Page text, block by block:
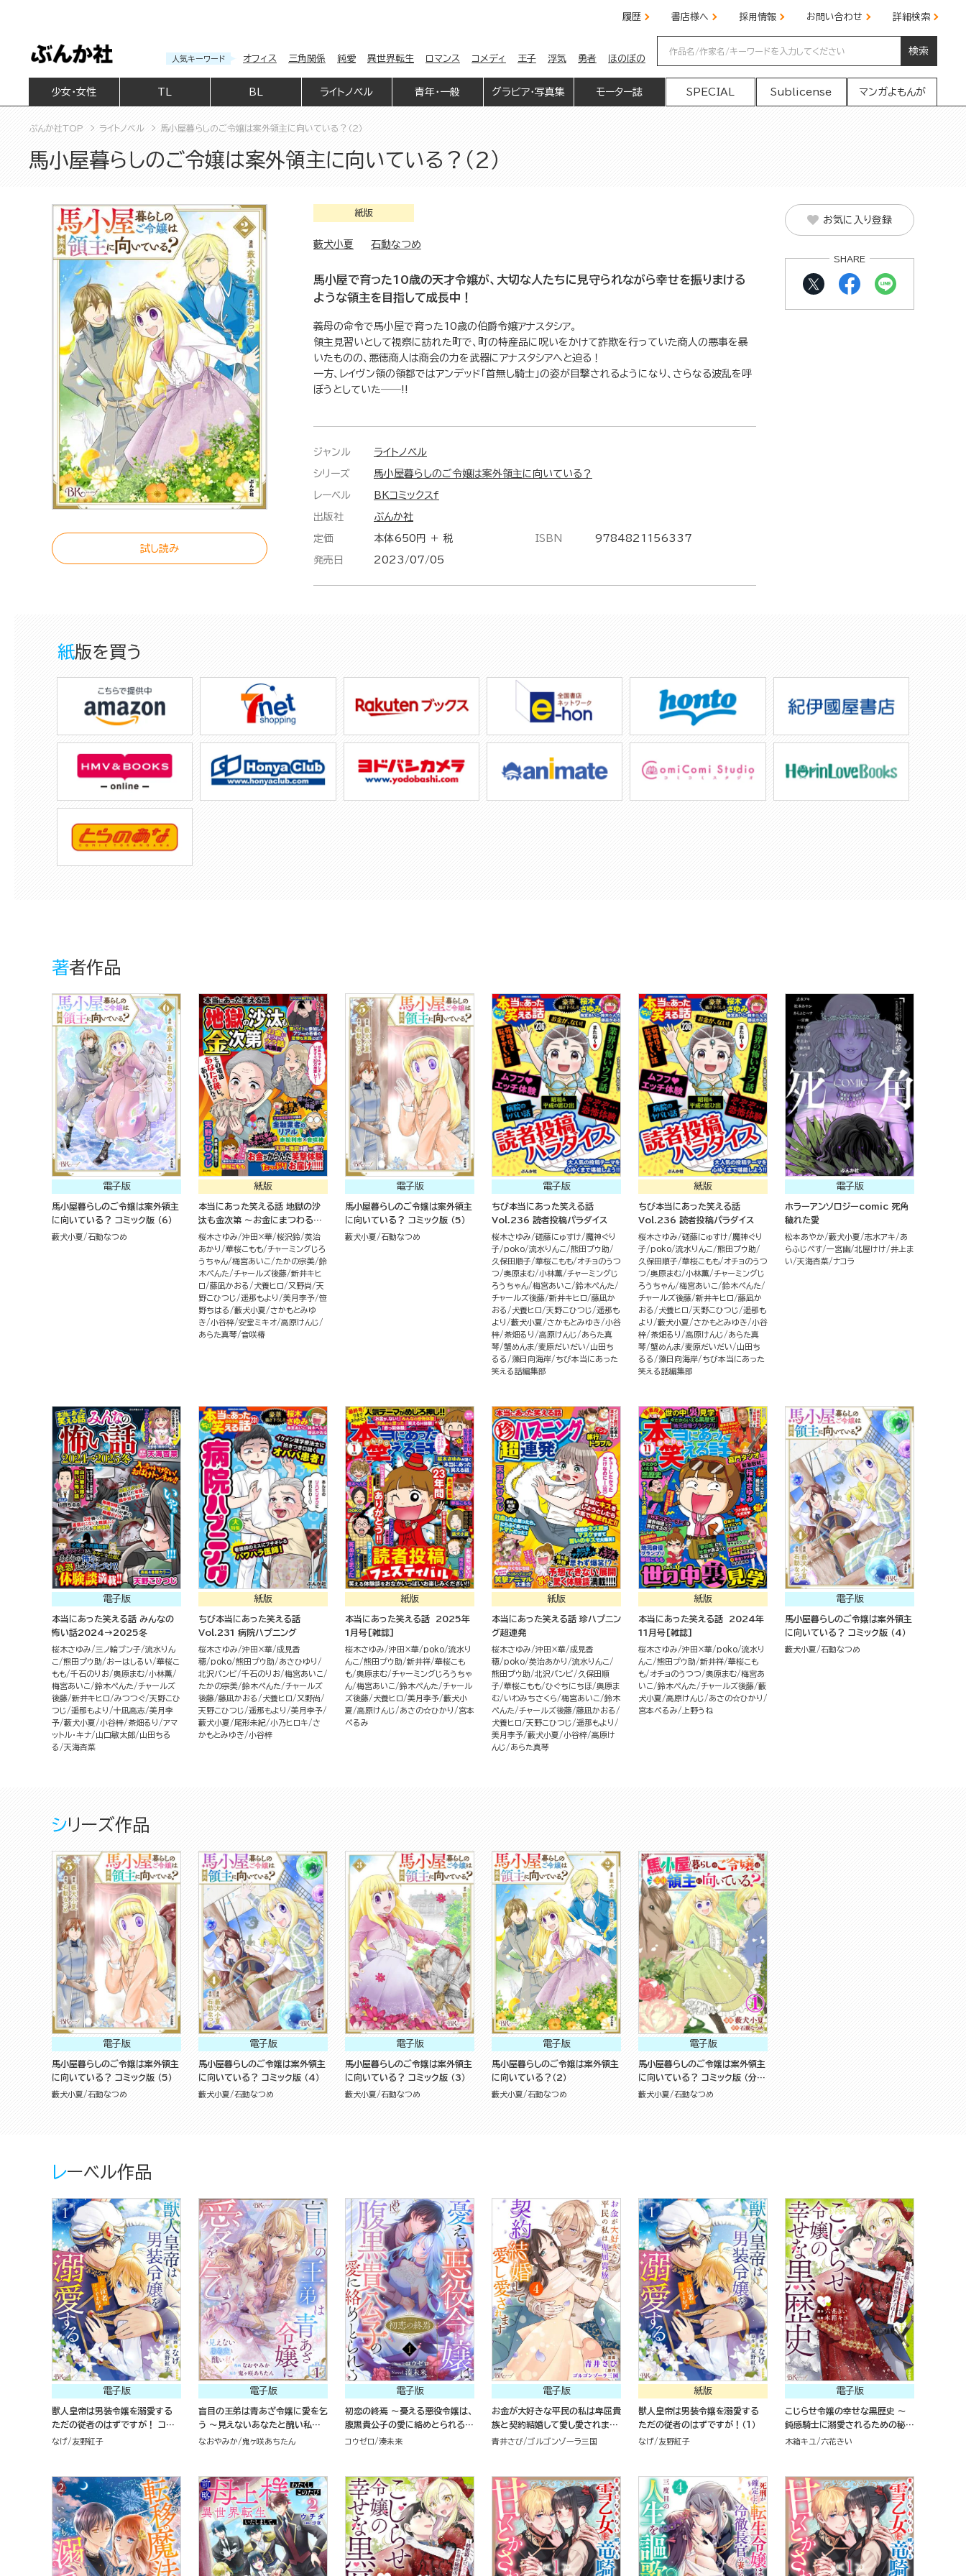
履歴 書店様へ 採用情報 お問い合わせ 詳細検索
人気キーワード オフィス 三角関係 純愛 異世界転生 ロマンス コメディ 王子 浮気 勇者 ほのぼの
検索
少女・女性 BL ライトノベル 青年・一般 グラビア・写真集 モーター誌 SPECIAL Sublicense マンガよもんが
ぶんか社TOP ライトノベル 馬小屋暮らしのご令嬢は案外領主に向いている？（2）
馬小屋暮らしのご令嬢は案外領主に向いている？（2）
試し読み
紙版
藪犬小夏 石動なつめ
馬小屋で育った10歳の天才令嬢が、大切な人たちに見守られながら幸せを振りまける
ような領主を目指して成長中！
義母の命令で馬小屋で育った10歳の伯爵令嬢アナスタシア。
領主見習いとして視察に訪れた町で、町の特産品に呪いをかけて詐欺を行っていた商人の悪事を暴
いたものの、悪徳商人は商会の力を武器にアナスタシアへと迫る！
一方、レイヴン領の領都ではアンデッド「首無し騎士」の姿が目撃されるようになり、さらなる波乱を呼
ぼうとしていた――!!
ジャンル ライトノベル
シリーズ 馬小屋暮らしのご令嬢は案外領主に向いている？
レーベル BKコミックスf
出版社 ぶんか社
定価 本体650円 ＋ 税
発売日 2023/07/05
ISBN 9784821156337
お気に入り登録
SHARE
紙版を買う
著者作品
電子版
馬小屋暮らしのご令嬢は案外領主
に向いている？ コミック版 （6）
藪犬小夏 石動なつめ
紙版
本当にあった笑える話 地獄の沙
汰も金次第 ～お金にまつわるウ
ラ話大集合～
桜木さゆみ 沖田×華 桜沢鈴 英治
あかり
華桜こもも チャーミングじろ
うちゃん 梅宮あいこ たかの宗美 鈴
木ぺんた
チャールズ後藤 新井キヒ
ロ
藤凪かおる 犬養ヒロ 又野尚
天
野こひつじ
遥那もより 美月李予 笹
野ちはる
藪犬小夏
さかもとみゆ
き
小谷梓 安堂ミキオ 高原けんじ
あらた真琴 音咲椿
電子版
馬小屋暮らしのご令嬢は案外領主
に向いている？ コミック版 （5）
藪犬小夏 石動なつめ
電子版
ちび本当にあった笑える話
Vol.236 読者投稿パラダイス
桜木さゆみ 磋藤にゅすけ
魔神ぐり
子
poko 流水りんこ
熊田プウ助
久保田順子 華桜こもも
オチョのうつ
つ
奥原まむ 小林薫 チャーミングじ
ろうちゃん 梅宮あいこ
鈴木ぺんた
チャールズ後藤 新井キヒロ
藤凪か
おる
犬養ヒロ 天野こひつじ
遥那も
より
藪犬小夏 さかもとみゆき
小谷
梓
茶畑るり 高原けんじ
あらた真
琴 蟹めんま 麦原だいだい
山田ち
るる
藻日向海岸
ちび本当にあった
笑える話編集部
紙版
ちび本当にあった笑える話
Vol.236 読者投稿パラダイス
桜木さゆみ 磋藤にゅすけ
魔神ぐり
子
poko 流水りんこ
熊田プウ助
久保田順子 華桜こもも
オチョのうつ
つ
奥原まむ 小林薫 チャーミングじ
ろうちゃん 梅宮あいこ
鈴木ぺんた
チャールズ後藤 新井キヒロ
藤凪か
おる
犬養ヒロ 天野こひつじ
遥那も
より
藪犬小夏 さかもとみゆき
小谷
梓
茶畑るり 高原けんじ
あらた真
琴 蟹めんま 麦原だいだい
山田ち
るる
藻日向海岸
ちび本当にあった
笑える話編集部
電子版
ホラーアンソロジーcomic 死角
穢れた愛
松本あやか 藪犬小夏 志水アキ
あ
らふじぺす 一宮幽 北屋けけ
井上ま
い
天海杏菜 ナコラ
電子版
本当にあった笑える話 みんなの
怖い話2024→2025冬
桜木さゆみ 三ノ輪ブン子 流水りん
こ
熊田プウ助 おーはしるい
華桜こ
もも 千石のりお 奥原まむ 小林薫
梅宮あいこ
鈴木ぺんた
チャールズ
後藤 新井キヒロ みつつぐ 天野こひ
つじ
遥那もより 十凪高志 美月李
予 藪犬小夏 小谷梓 茶畑るり
アマ
ットル・キナ
山口敏太郎
山田ちる
る
天海杏菜
紙版
ちび本当にあった笑える話
Vol.231 病院ハプニング
桜木さゆみ 沖田×華
成見香
穂
poko 熊田プウ助
あさひゆり
北沢バンビ
千石のりお 梅宮あいこ
たかの宗美 鈴木ぺんた
チャールズ
後藤 藤凪かおる 犬養ヒロ
又野尚
天野こひつじ
遥那もより
美月李予
藪犬小夏
尾形未紀 小乃ヒロキ
さ
かもとみゆき
小谷梓
紙版
本当にあった笑える話 2025年
1月号[雑誌]
桜木さゆみ 沖田×華 poko 流水り
んこ
熊田プウ助 新井祥 華桜こも
も 奥原まむ チャーミングじろうちゃ
ん 梅宮あいこ 鈴木ぺんた
チャール
ズ後藤
犬養ヒロ 美月李予 藪犬小
夏
高原けんじ あさの☆ひかり
宮本
ぺるみ
紙版
本当にあった笑える話 珍ハプニン
グ超連発
桜木さゆみ 沖田×華
成見香
穂
poko 英治あかり
流水りんこ
熊田プウ助
北沢バンビ
久保田順
子 華桜こもも ひぐちにちほ 奥原ま
む
いわみちさくら 梅宮あいこ
鈴木
ぺんた
チャールズ後藤 藤凪かおる
犬養ヒロ
天野こひつじ
遥那もより
美月李予 藪犬小夏 小谷梓 高原け
んじ
あらた真琴
紙版
本当にあった笑える話 2024年
11月号[雑誌]
桜木さゆみ 沖田×華 poko 流水り
んこ
熊田プウ助 新井祥 華桜こも
も
オチョのうつつ 奥原まむ 梅宮あ
いこ
鈴木ぺんた チャールズ後藤 藪
犬小夏
高原けんじ
あさの☆ひかり
宮本ぺるみ
上野うね
電子版
馬小屋暮らしのご令嬢は案外領主
に向いている？ コミック版 （4）
藪犬小夏 石動なつめ
シリーズ作品
電子版
馬小屋暮らしのご令嬢は案外領主
に向いている？ コミック版 （5）
藪犬小夏 石動なつめ
電子版
馬小屋暮らしのご令嬢は案外領主
に向いている？ コミック版 （4）
藪犬小夏 石動なつめ
電子版
馬小屋暮らしのご令嬢は案外領主
に向いている？ コミック版 （3）
藪犬小夏 石動なつめ
電子版
馬小屋暮らしのご令嬢は案外領主
に向いている？（2）
藪犬小夏 石動なつめ
電子版
馬小屋暮らしのご令嬢は案外領主
に向いている？ コミック版 （分冊
版）
藪犬小夏 石動なつめ
レーベル作品
電子版
獣人皇帝は男装令嬢を溺愛する
ただの従者のはずですが！ コミッ
ク版 （1）
なげ 友野紅子
電子版
盲目の王弟は青あざ令嬢に愛を乞
う ～見えないあなたと醜い私～
コミック版（分冊版）
なおやみか 鬼ヶ咲あちたん
電子版
初恋の終焉 ～憂える悪役令嬢は、
腹黒貴公子の愛に絡めとられる～
コミック版（分冊版）
コウゼロ 湊未来
電子版
お金が大好きな平民の私は卑屈貴
族と契約結婚して愛し愛されます
コミック版 （4）
青井さび ゴルゴンゾーラ三国
紙版
獣人皇帝は男装令嬢を溺愛する
ただの従者のはずですが！（１）
なげ 友野紅子
電子版
こじらせ令嬢の幸せな黒歴史 ～
鈍感騎士に溺愛されるための秘密
のアプローチ～ コミック版 （1）
木箱キユ 六花きい